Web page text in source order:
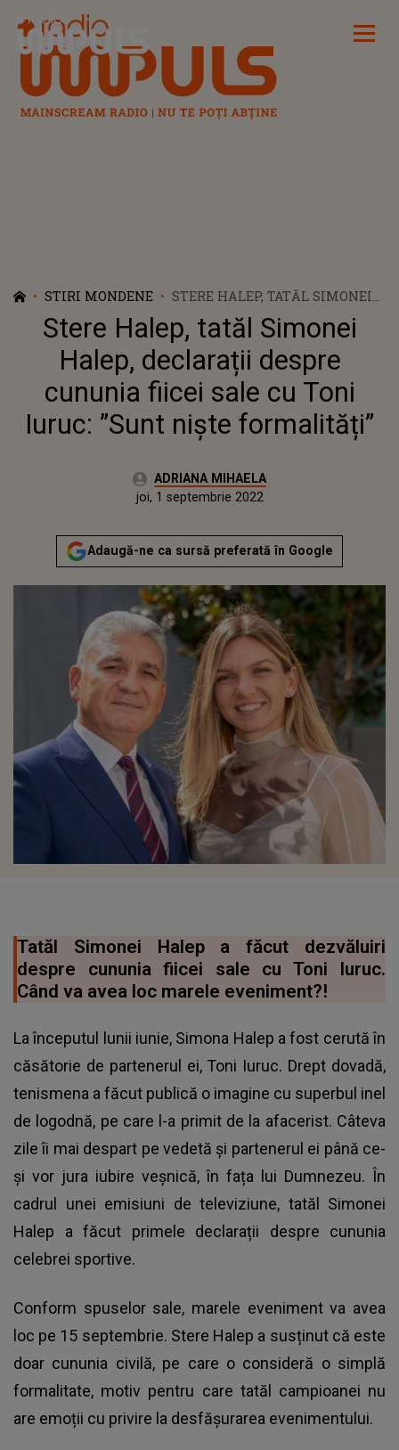
Radio Impuls
STIRI MONDENE
STERE HALEP, TATĂL SIMONEI
HALEP, DECLARAȚII DESPRE
CUNUNIA FIICEI SALE CU TONI
IURUC: ”SUNT NIȘTE
FORMALITĂȚI”
Stere Halep, tatăl Simonei
Halep, declarații despre
cununia fiicei sale cu Toni
Iuruc: ”Sunt niște formalități”
Autor:ADRIANA MIHAELA
miercuri, 1 septembrie 2021
Actualizat:
joi, 1 septembrie 2022
Adaugă-ne ca sursă preferată în Google
Tatăl Simonei Halep a făcut dezvăluiri
despre cununia fiicei sale cu Toni Iuruc.
Când va avea loc marele eveniment?!
La începutul lunii iunie, Simona Halep a fost cerută în
căsătorie de partenerul ei, Toni Iuruc. Drept dovadă,
tenismena a făcut publică o imagine cu superbul inel
de logodnă, pe care l-a primit de la afacerist. Câteva
zile îi mai despart pe vedetă și partenerul ei până ce-
și vor jura iubire veșnică, în fața lui Dumnezeu. În
cadrul unei emisiuni de televiziune, tatăl Simonei
Halep a făcut primele declarații despre cununia
celebrei sportive.
Conform spuselor sale, marele eveniment va avea
loc pe 15 septembrie. Stere Halep a susținut că este
doar cununia civilă, pe care o consideră o simplă
formalitate, motiv pentru care tatăl campioanei nu
are emoții cu privire la desfășurarea evenimentului.